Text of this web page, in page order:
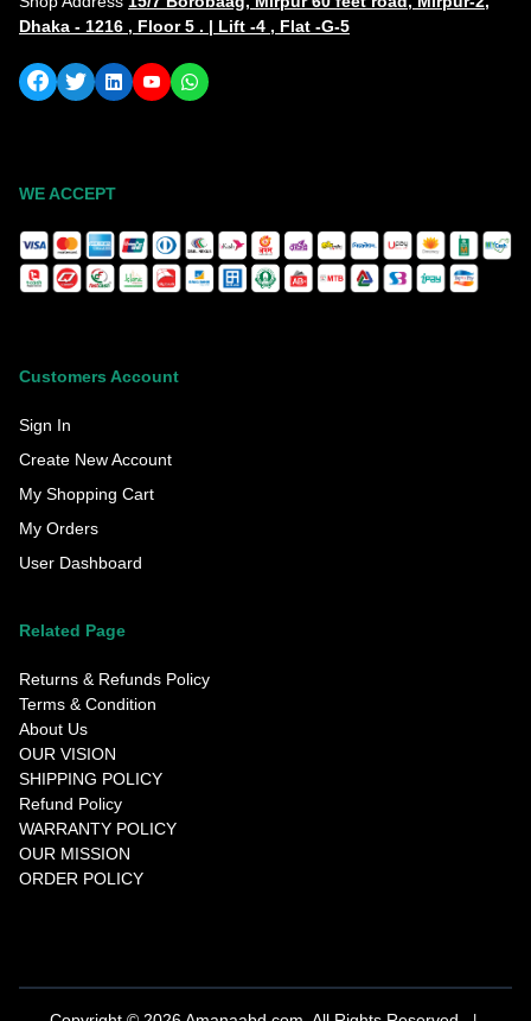
Dhaka - 1216 , Floor 5 . | Lift -4 , Flat -G-5
WE ACCEPT
Customers Account
Sign In
Create New Account
My Shopping Cart
My Orders
User Dashboard
Related Page
Returns & Refunds Policy
Terms & Condition
About Us
OUR VISION
SHIPPING POLICY
Refund Policy
WARRANTY POLICY
OUR MISSION
ORDER POLICY